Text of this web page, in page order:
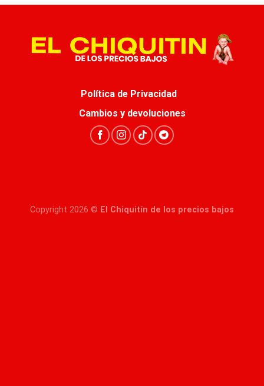
Política de Privacidad
Cambios y devoluciones
Copyright 2026 © El Chiquitín de los precios bajos